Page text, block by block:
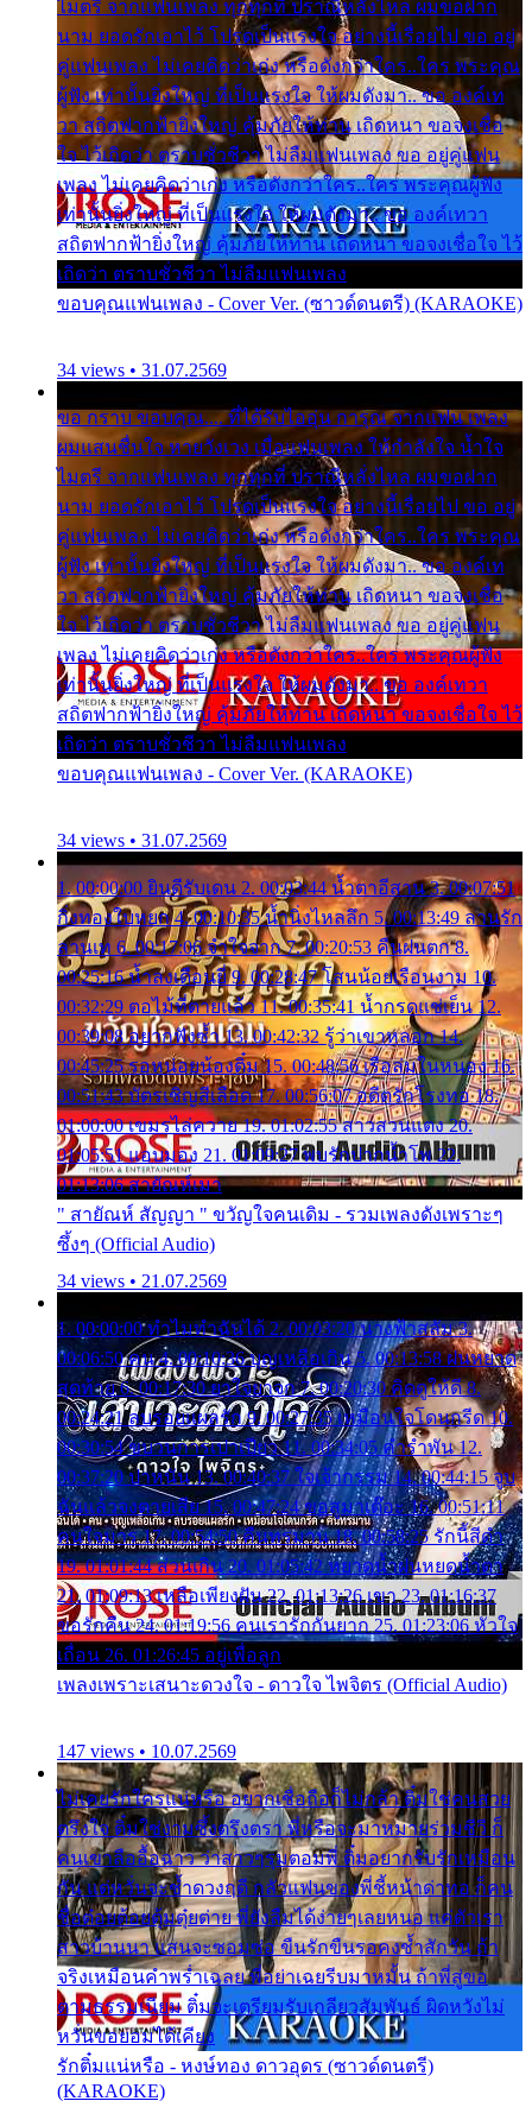
ไมตรี จากแฟนเพลง ทุกทุกที่ ปราณีหลั่งไหล ผมขอฝาก
นาม ยอดรักเอาไว้ โปรดเป็นแรงใจ อย่างนี้เรื่อยไป ขอ อยู่
คู่แฟนเพลง ไม่เคยคิดว่าเก่ง หรือดังกว่าใคร..ใคร พระคุณ
ผู้ฟัง เท่านั้นยิ่งใหญ่ ที่เป็นแรงใจ ให้ผมดังมา.. ขอ องค์เท
วา สถิตฟากฟ้ายิ่งใหญ่ คุ้มภัยให้ท่าน เถิดหนา ขอจงเชื่อ
ใจ ไว้เถิดว่า ตราบชั่วชีวา ไม่ลืมแฟนเพลง ขอ อยู่คู่แฟน
เพลง ไม่เคยคิดว่าเก่ง หรือดังกว่าใคร..ใคร พระคุณผู้ฟัง
เท่านั้นยิ่งใหญ่ ที่เป็นแรงใจ ให้ผมดังมา.. ขอ องค์เทวา
สถิตฟากฟ้ายิ่งใหญ่ คุ้มภัยให้ท่าน เถิดหนา ขอจงเชื่อใจ ไว้
เถิดว่า ตราบชั่วชีวา ไม่ลืมแฟนเพลง
ขอบคุณแฟนเพลง - Cover Ver. (ซาวด์ดนตรี) (KARAOKE)
34 views • 31.07.2569
ขอ กราบ ขอบคุณ.... ที่ได้รับไออุ่น การุณ จากแฟน เพลง
ผมแสนชื่นใจ หายวังเวง เมื่อแฟนเพลง ให้กำลังใจ น้ำใจ
ไมตรี จากแฟนเพลง ทุกทุกที่ ปราณีหลั่งไหล ผมขอฝาก
นาม ยอดรักเอาไว้ โปรดเป็นแรงใจ อย่างนี้เรื่อยไป ขอ อยู่
คู่แฟนเพลง ไม่เคยคิดว่าเก่ง หรือดังกว่าใคร..ใคร พระคุณ
ผู้ฟัง เท่านั้นยิ่งใหญ่ ที่เป็นแรงใจ ให้ผมดังมา.. ขอ องค์เท
วา สถิตฟากฟ้ายิ่งใหญ่ คุ้มภัยให้ท่าน เถิดหนา ขอจงเชื่อ
ใจ ไว้เถิดว่า ตราบชั่วชีวา ไม่ลืมแฟนเพลง ขอ อยู่คู่แฟน
เพลง ไม่เคยคิดว่าเก่ง หรือดังกว่าใคร..ใคร พระคุณผู้ฟัง
เท่านั้นยิ่งใหญ่ ที่เป็นแรงใจ ให้ผมดังมา.. ขอ องค์เทวา
สถิตฟากฟ้ายิ่งใหญ่ คุ้มภัยให้ท่าน เถิดหนา ขอจงเชื่อใจ ไว้
เถิดว่า ตราบชั่วชีวา ไม่ลืมแฟนเพลง
ขอบคุณแฟนเพลง - Cover Ver. (KARAOKE)
34 views • 31.07.2569
1. 00:00:00 ยินดีรับเดน 2. 00:03:44 น้ำตาอีสาน 3. 00:07:51
กิ่งทองใบหยก 4. 00:10:35 น้ำนิ่งไหลลึก 5. 00:13:49 ลานรัก
ลานเท 6. 00:17:06 จำใจจาก 7. 00:20:53 คืนฝนตก 8.
00:25:16 น้ำลงเดือนยี่ 9. 00:28:47 โสนน้อยเรือนงาม 10.
00:32:29 ตอไม้ที่ตายแล้ว 11. 00:35:41 น้ำกรดแช่เย็น 12.
00:39:08 อยากฟังซ้ำ 13. 00:42:32 รู้ว่าเขาหลอก 14.
00:45:25 รอหน่อยน้องติ๋ม 15. 00:48:56 เรือล่มในหนอง 16.
00:51:43 บัตรเชิญสีเลือด 17. 00:56:07 อดีตรักโรงทอ 18.
01:00:00 เขมรไล่ควาย 19. 01:02:55 สาวสวนแตง 20.
01:05:51 แอบมอง 21. 01:09:27 พบรักปากน้ำโพ 22.
01:13:06 สายัณห์เมา
" สายัณห์ สัญญา " ขวัญใจคนเดิม - รวมเพลงดังเพราะๆ
ซึ้งๆ (Official Audio)
34 views • 21.07.2569
1. 00:00:00 ทำไมทำฉันได้ 2. 00:03:20 นางฟ้าสลัม 3.
00:06:50 คน 4. 00:10:36 บุญเหลือเกิน 5. 00:13:58 ฝนหยาด
สุดท้าย 6. 00:17:30 ยาใจยาจก 7. 00:20:30 คิดดูให้ดี 8.
00:24:21 ลบรอยแผลรัก 9. 00:27:35 เหมือนใจโดนกรีด 10.
00:30:54 ขบวนการเปาเปียว 11. 00:34:05 คำรำพัน 12.
00:37:20 ปาหนัน 13. 00:40:37 ใจเจ้ากรรม 14. 00:44:15 จูบ
ฉันแล้วจงตายเสีย 15. 00:47:24 ขอสูมาเต๊อะ 16. 00:51:11
คนใจมาร 17. 00:54:50 คืนทรมาน 18. 00:58:25 รักนี้สีดำ
19. 01:01:44 ส่วนเกิน 20. 01:05:42 หยาดน้ำฝนหยดน้ำตา
21. 01:09:13 เหลือเพียงฝัน 22. 01:13:26 เขา 23. 01:16:37
ขอรักคืน 24. 01:19:56 คนเรารักกันยาก 25. 01:23:06 หัวใจ
เถื่อน 26. 01:26:45 อยู่เพื่อลูก
เพลงเพราะเสนาะดวงใจ - ดาวใจ ไพจิตร (Official Audio)
147 views • 10.07.2569
ไม่เคยรักใครแน่หรือ อยากเชื่อถือก็ไม่กล้า ติ๋มใช่คนสวย
ตรึงใจ ติ๋มใช่งามซึ้งตรึงตรา พี่หรือจะมาหมายร่วมชีวี ก็
คนเขาลืออื้อฉาว ว่าสาวๆรุมตอมพี่ ติ๋มอยากรับรักเหมือน
กัน แต่หวั่นจะช้ำดวงฤดี กลัวแฟนของพี่ชี้หน้าด่าทอ ก็คน
ชื่อต๋อยต้อยตุ้มตุ๋ยต่าย พี่ยังลืมได้ง่ายๆเลยหนอ แค่ตัวเรา
สาวบ้านนา แสนจะซอมซ่อ ขืนรักขืนรอคงช้ำสักวัน ถ้า
จริงเหมือนคำพร่ำเฉลย พี่อย่าเฉยรีบมาหมั้น ถ้าพี่สู่ขอ
ตามธรรมเนียม ติ๋มจะเตรียมรับเกลียวสัมพันธ์ ผิดหวังไม่
หวั่นขอยอมได้เคียง
รักติ๋มแน่หรือ - หงษ์ทอง ดาวอุดร (ซาวด์ดนตรี)
(KARAOKE)